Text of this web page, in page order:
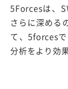
5Forcesは、
さらに深める
て、5forces
分析をより効